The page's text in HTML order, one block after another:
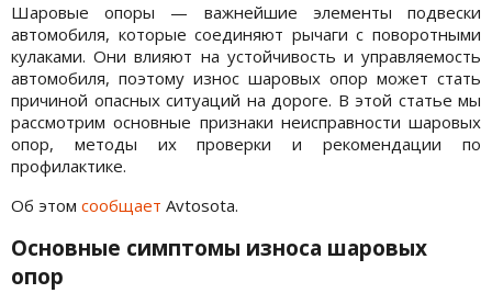
Шаровые опоры — важнейшие элементы подвески
автомобиля, которые соединяют рычаги с поворотными
кулаками. Они влияют на устойчивость и управляемость
автомобиля, поэтому износ шаровых опор может стать
причиной опасных ситуаций на дороге. В этой статье мы
рассмотрим основные признаки неисправности шаровых
опор, методы их проверки и рекомендации по
профилактике.
Об этом сообщает Avtosota.
Основные симптомы износа шаровых
опор